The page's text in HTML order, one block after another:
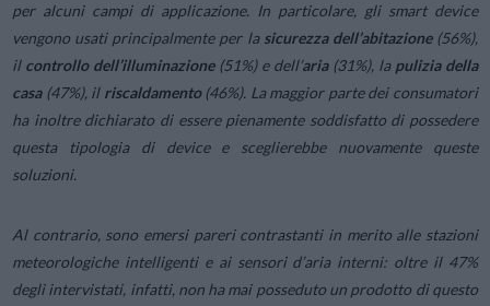
per alcuni campi di applicazione. In particolare, gli smart device
vengono usati principalmente per la sicurezza dell’abitazione(56%),
il controllo dell’illuminazione(51%) e dell’aria(31%), la pulizia della
casa(47%), il riscaldamento(46%). La maggior parte dei consumatori
ha inoltre dichiarato di essere pienamente soddisfatto di possedere
questa tipologia di device e sceglierebbe nuovamente queste
soluzioni.
Al contrario, sono emersi pareri contrastanti in merito alle stazioni
meteorologiche intelligenti e ai sensori d’aria interni: oltre il 47%
degli intervistati, infatti, non ha mai posseduto un prodotto di questo